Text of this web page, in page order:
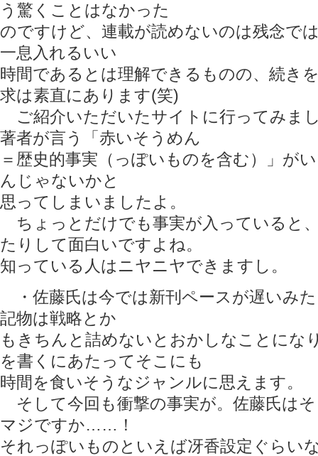
う驚くことはなかった
のですけど、連載が読めないのは残念で
一息入れるいい
時間であるとは理解できるものの、続き
求は素直にあります(笑)
ご紹介いただいたサイトに行ってみま
著者が言う「赤いそうめん
＝歴史的事実（っぽいものを含む）」が
んじゃないかと
思ってしまいましたよ。
ちょっとだけでも事実が入っていると
たりして面白いですよね。
知っている人はニヤニヤできますし。
・佐藤氏は今では新刊ペースが遅いみ
記物は戦略とか
もきちんと詰めないとおかしなことにな
を書くにあたってそこにも
時間を食いそうなジャンルに思えます。
そして今回も衝撃の事実が。佐藤氏は
マジですか……！
それっぽいものといえば冴香設定ぐらい